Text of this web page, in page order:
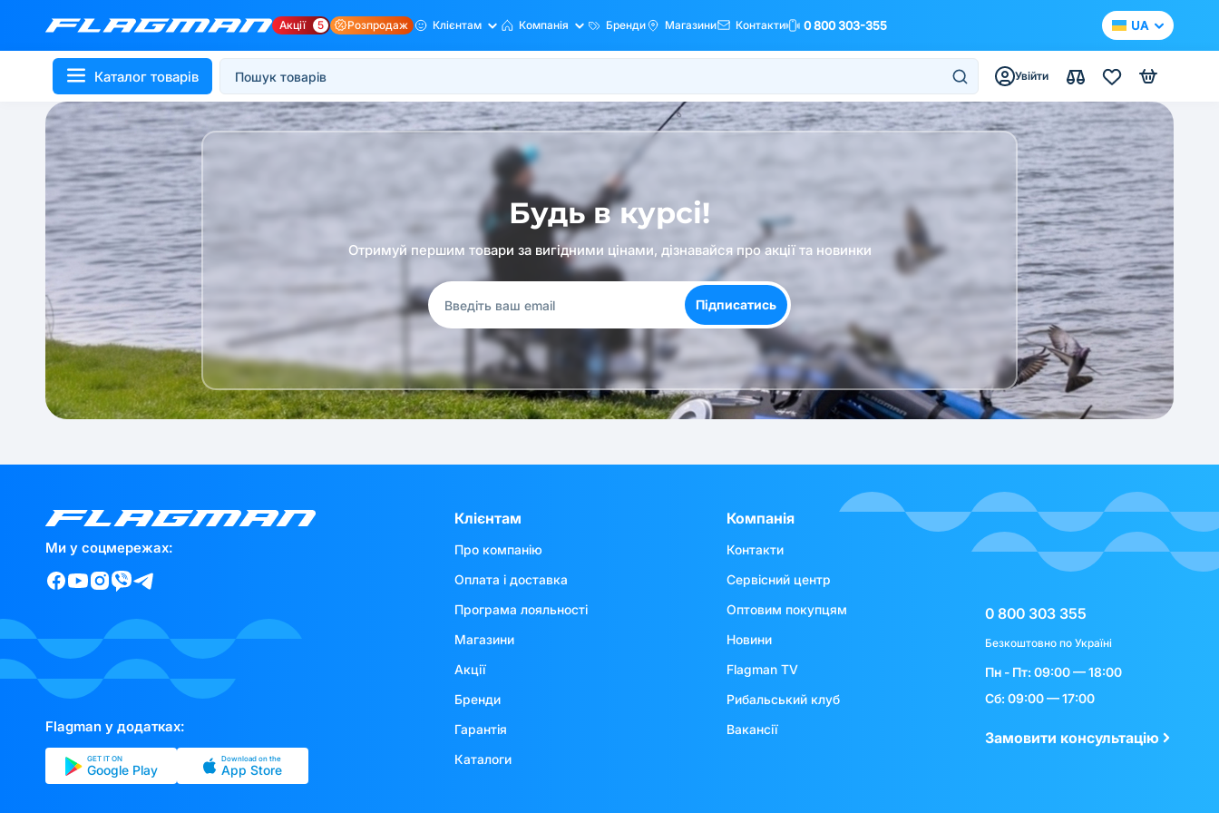
Акції 5 Розпродаж Клієнтам Компанія Бренди Магазини Контакти 0 800 303-355 UA
Каталог товарів Увійти
Будь в курсі!
Отримуй першим товари за вигідними цінами, дізнавайся про акції та новинки
Підписатись
Ми у соцмережах:
Flagman у додатках:
GET IT ON
Google Play
Download on the
App Store
Клієнтам
Про компанію
Оплата і доставка
Програма лояльності
Магазини
Акції
Бренди
Гарантія
Каталоги
Компанія
Контакти
Сервісний центр
Оптовим покупцям
Новини
Flagman TV
Рибальський клуб
Вакансії
0 800 303 355
Безкоштовно по Україні
Пн - Пт: 09:00 — 18:00
Сб: 09:00 — 17:00
Замовити консультацію